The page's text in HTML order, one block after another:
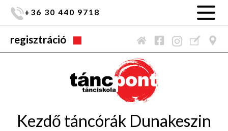
+36 30 440 9718
regisztráció
Kezdő táncórák Dunakeszin